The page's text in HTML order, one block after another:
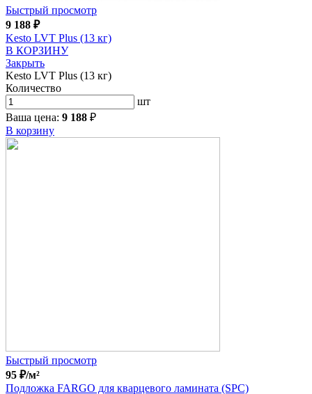
Быстрый просмотр
9 188 ₽
Kesto LVT Plus (13 кг)
В КОРЗИНУ
Закрыть
Kesto LVT Plus (13 кг)
Количество
шт
Ваша цена: 9 188 ₽
В корзину
Быстрый просмотр
95 ₽/м²
Подложка FARGO для кварцевого ламината (SPC)